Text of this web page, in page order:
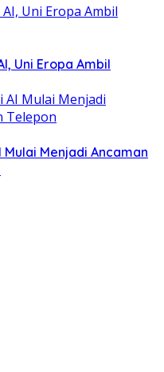
Uni Eropa Ambil
Menjadi Ancaman